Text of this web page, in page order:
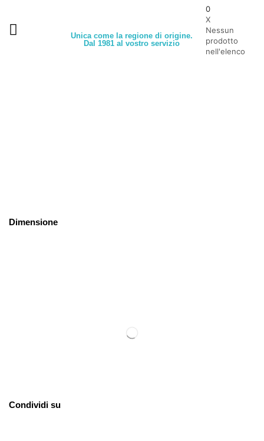
Unica come la regione di origine.
Dal 1981 al vostro servizio
0
X
Nessun
prodotto
nell'elenco
Dimensione
Condividi su